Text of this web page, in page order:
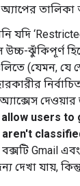
অ্যাপের
উচ্চ-ঝুঁকিপূর্ণ
(যেমন, যে
দেওয়ার
users to
বক্সটি Gmail
দেখা যায়,